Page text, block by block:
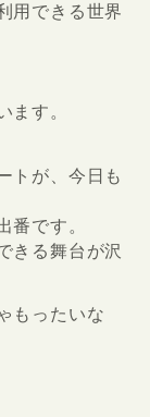
用できる世界
ます。
トが、今日も
番です。
きる舞台が沢
もったいな